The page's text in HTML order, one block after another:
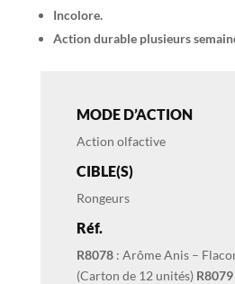
Incolore.
Action durable plusieurs
MODE D’ACTION
Action olfactive
CIBLE(S)
Rongeurs
Réf.
R8078: Arôme Anis –
(Carton de 12 unités) R8079